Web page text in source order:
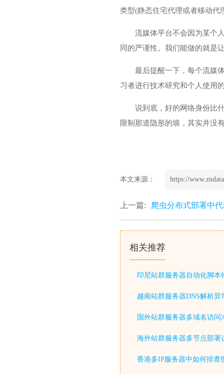
类型(静态住宅代理或者移动代
流媒体平台不会因为某个
同的严谨性。我们能做的就是
最后提醒一下，每个流媒
习者进行技术研究和个人使用
说到底，好的网络身份比
限制那道隐形的墙，其实并没
本文来源： https://
上一篇: 爬虫分布式部署中
相关推荐
印尼站群服务器自动化脚本
越南站群服务器DNS解析异
国外站群服务器多域名访问
海外站群服务器多节点部署
香港多IP服务器中如何排查